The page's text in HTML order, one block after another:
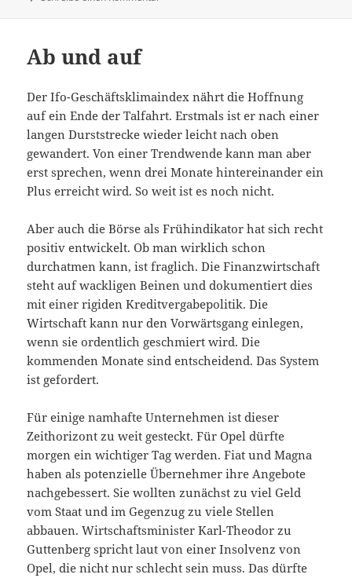
Ab und auf
Der Ifo-Geschäftsklimaindex nährt die Hoffnung
auf ein Ende der Talfahrt. Erstmals ist er nach einer
langen Durststrecke wieder leicht nach oben
gewandert. Von einer Trendwende kann man aber
erst sprechen, wenn drei Monate hintereinander ein
Plus erreicht wird. So weit ist es noch nicht.
Aber auch die Börse als Frühindikator hat sich recht
positiv entwickelt. Ob man wirklich schon
durchatmen kann, ist fraglich. Die Finanzwirtschaft
steht auf wackligen Beinen und dokumentiert dies
mit einer rigiden Kreditvergabepolitik. Die
Wirtschaft kann nur den Vorwärtsgang einlegen,
wenn sie ordentlich geschmiert wird. Die
kommenden Monate sind entscheidend. Das System
ist gefordert.
Für einige namhafte Unternehmen ist dieser
Zeithorizont zu weit gesteckt. Für Opel dürfte
morgen ein wichtiger Tag werden. Fiat und Magna
haben als potenzielle Übernehmer ihre Angebote
nachgebessert. Sie wollten zunächst zu viel Geld
vom Staat und im Gegenzug zu viele Stellen
abbauen. Wirtschaftsminister Karl-Theodor zu
Guttenberg spricht laut von einer Insolvenz von
Opel, die nicht nur schlecht sein muss. Das dürfte